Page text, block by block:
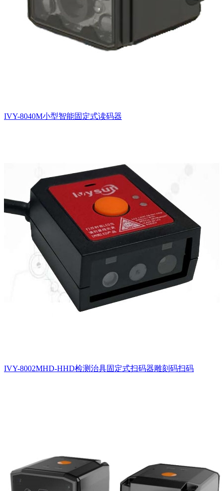
IVY-8040M小型智能固定式读码器
IVY-8002MHD-HHD检测治具固定式扫码器雕刻码扫码